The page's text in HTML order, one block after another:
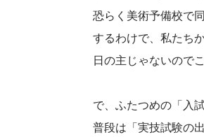
恐らく美術予備校で
するわけで、私たち
日の主じゃないので
で、ふたつめの「入
普段は「実技試験の